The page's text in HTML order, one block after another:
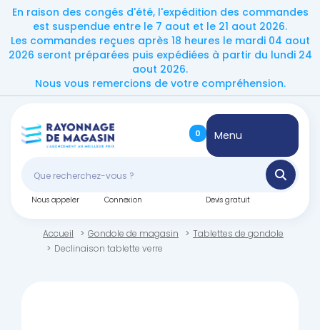
En raison des congés d'été, l'expédition des commandes
est suspendue entre le 7 aout et le 21 aout 2026.
Les commandes reçues après 18 heures le mardi 04 aout
2026 seront préparées puis expédiées à partir du lundi 24
aout 2026.
Nous vous remercions de votre compréhension.
0 Menu
Nous appeler Connexion Devis gratuit
Accueil Gondole de magasin
Tablettes de gondole
Declinaison tablette verre